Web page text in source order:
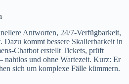
Antworten, 24/7-Verfügbarkeit,
kommt bessere Skalierbarkeit in
Chatbot erstellt Tickets, prüft
nahtlos und ohne Wartezeit. Kurz: Er
sich um komplexe Fälle kümmern.